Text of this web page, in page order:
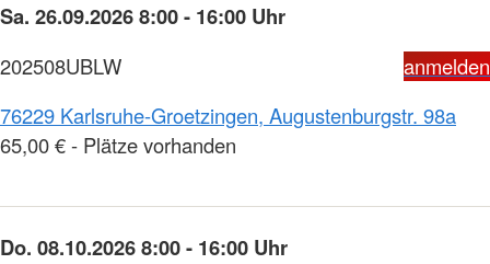
Sa. 26.09.2026 8:00 - 16:00 Uhr
202508UBLW
anmelden
76229 Karlsruhe-Groetzingen, Augustenburgstr. 98a
65,00 € - Plätze vorhanden
Do. 08.10.2026 8:00 - 16:00 Uhr